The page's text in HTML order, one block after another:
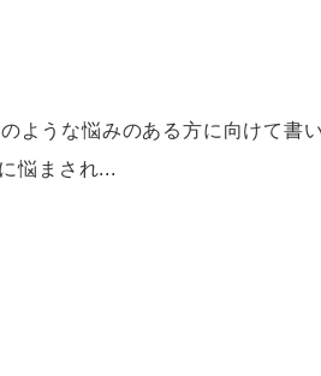
ような悩みのある方に向けて書い
悩まされ...